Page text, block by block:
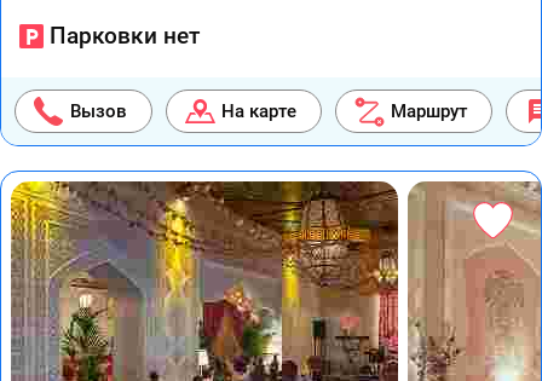
Парковки нет
Вызов На карте Маршрут